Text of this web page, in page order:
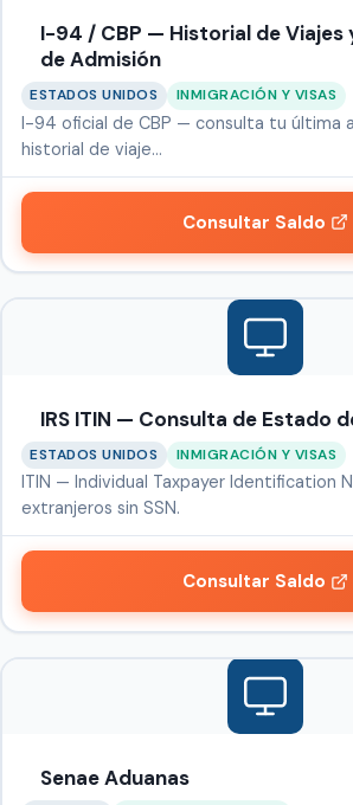
I-94 / CBP — Historial de Viajes
de Admisión
ESTADOS UNIDOS INMIGRACIÓN Y VISAS
I-94 oficial de CBP — consulta tu última
historial de viaje…
Consultar Saldo
IRS ITIN — Consulta de Estado
ESTADOS UNIDOS INMIGRACIÓN Y VISAS
ITIN — Individual Taxpayer Identification
extranjeros sin SSN.
Consultar Saldo
Senae Aduanas